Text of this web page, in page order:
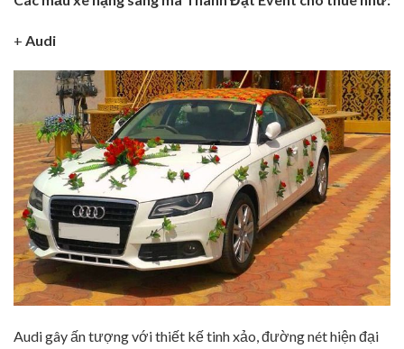
+ Audi
Audi gây ấn tượng với thiết kế tinh xảo, đường nét hiện đại